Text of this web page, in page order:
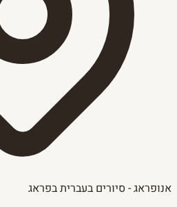
אנופראג - סיורים בעברית בפראג